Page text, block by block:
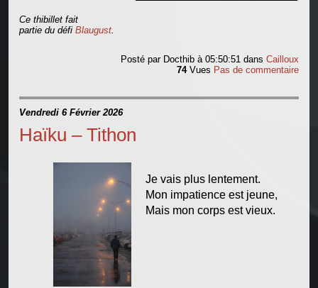
Ce thibillet fait
partie du défi Blaugust.
Posté par Docthib à 05:50:51dansCailloux
74Vues Pas de commentaire
Vendredi 6 Février 2026
Haïku – Tithon
Je vais plus lentement.
Mon impatience est jeune,
Mais mon corps est vieux.